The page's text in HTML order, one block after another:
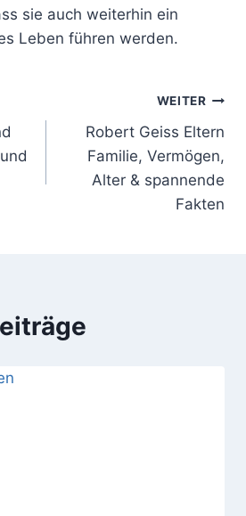
sie auch weiterhin ein
Leben führen werden.
WEITER
Robert Geiss Eltern
Familie, Vermögen,
Alter & spannende
Fakten